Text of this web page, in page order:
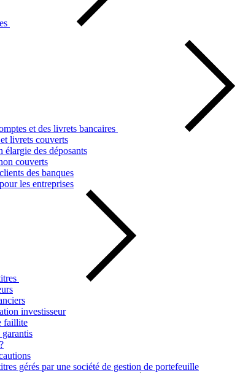
et des livrets bancaires
livrets couverts
élargie des déposants
couverts
des banques
les entreprises
investisseur
faillite
gérés par une société de gestion de portefeuille